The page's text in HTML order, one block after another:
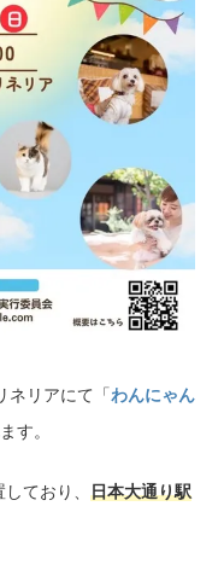
ネリアにて「わんにゃん
す。
ており、 日本大通り駅